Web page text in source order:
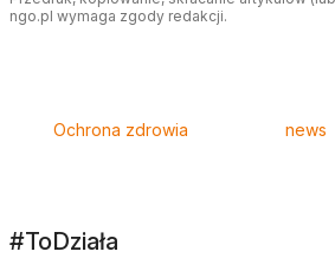
ngo.pl wymaga zgody redakcji.
Ochrona zdrowia news
#ToDziała